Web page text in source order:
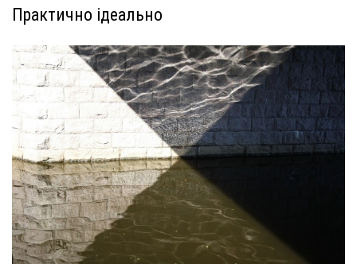
Практично ідеально